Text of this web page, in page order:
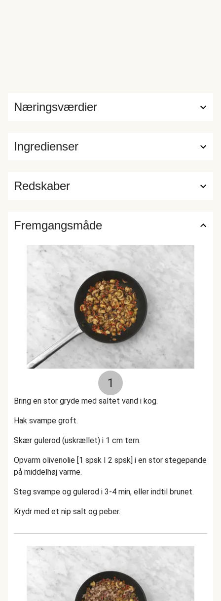
Ingredienser
Næringsværdier
Redskaber
Fremgangsmåde
1
Bring en stor gryde med saltet vand i kog.
Hak svampe groft.
Skær gulerod (uskrællet) i 1 cm tern.
Opvarm olivenolie [1 spsk I 2 spsk] i en stor stegepande
på middelhøj varme.
Steg svampe og gulerod i 3-4 min, eller indtil brunet.
Krydr med et nip salt og peber.